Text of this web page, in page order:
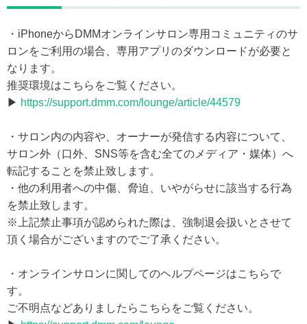
・iPhoneからDMMオンラインサロン専用コミュニティのサ
ロンをご利用の場合、専用アプリのダウンロードが必要と
なります。
推奨環境はこちらをご覧ください。
▶ https://support.dmm.com/lounge/article/44579
・サロン内の内容や、オーナーが発信する内容について、
サロン外（口外、SNS等を含む全てのメディア・媒体）へ
転記することを禁止致します。
・他の利用者への中傷、脅迫、いやがらせに該当する行為
を禁止致します。
※上記禁止事項が認められた際は、強制退会扱いとさせて
頂く場合がございますのでご了承ください。
・オンラインサロンに関してのヘルプページはこちらで
す。
ご不明点などありましたらこちらをご覧ください。